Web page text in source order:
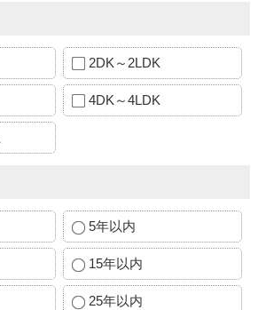
2DK～2LDK
4DK～4LDK
5年以内
15年以内
25年以内